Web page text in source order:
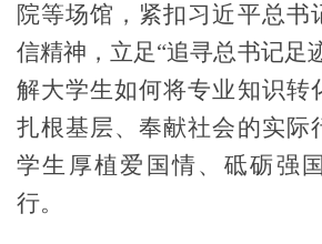
院等场馆，紧扣习近平总书
信精神，立足“追寻总书记足
解大学生如何将专业知识转
扎根基层、奉献社会的实际
学生厚植爱国情、砥砺强
行。